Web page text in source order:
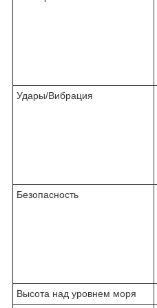
Удары/Вибрация
Безопасность
Высота над уровнем моря